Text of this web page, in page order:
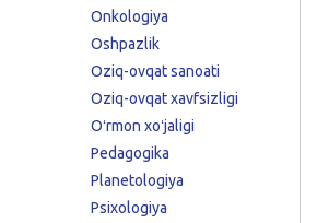
Onkologiya
Oshpazlik
Oziq-ovqat sanoati
Oziq-ovqat xavfsizligi
Oʻrmon xoʻjaligi
Pedagogika
Planetologiya
Psixologiya